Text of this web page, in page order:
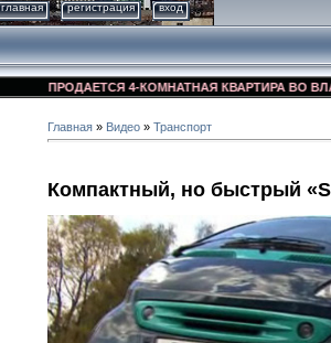
главная регистрация вход
ПРОДАЕТСЯ 4-КОМНАТНАЯ КВАРТИРА ВО
Главная » Видео » Транспорт
Компактный, но быстрый